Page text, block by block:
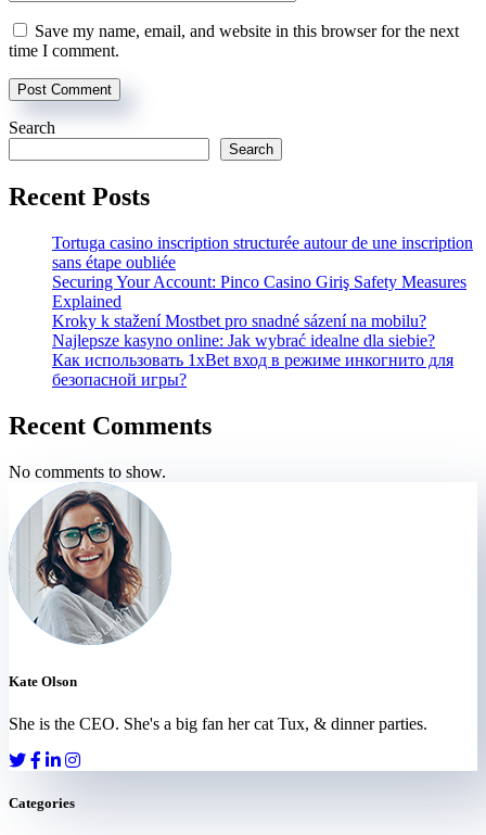
Save my name, email, and website in this browser for the next
time I comment.
Search
Search
Recent Posts
Tortuga casino inscription structurée autour de une inscription
sans étape oubliée
Securing Your Account: Pinco Casino Giriş Safety Measures
Explained
Kroky k stažení Mostbet pro snadné sázení na mobilu?
Najlepsze kasyno online: Jak wybrać idealne dla siebie?
Как использовать 1xBet вход в режиме инкогнито для
безопасной игры?
Recent Comments
No comments to show.
Kate Olson
She is the CEO. She's a big fan her cat Tux, & dinner parties.
Categories